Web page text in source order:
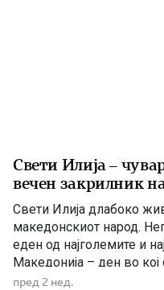
Свети Илија –
вечен закрилник
Свети Илија длабоко
македонскиот народ.
еден од најголемите и
Македонија – ден во кој
историјата, борбата за
пред 2 нед.